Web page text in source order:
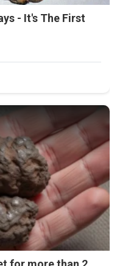
- It's The First